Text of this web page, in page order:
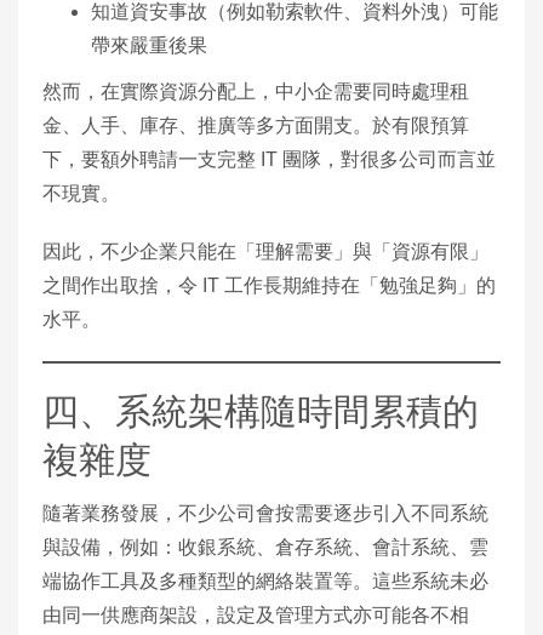
知道資安事故（例如勒索軟件、資料外洩）可能
帶來嚴重後果
然而，在實際資源分配上，中小企需要同時處理租
金、人手、庫存、推廣等多方面開支。於有限預算
下，要額外聘請一支完整 IT 團隊，對很多公司而言並
不現實。
因此，不少企業只能在「理解需要」與「資源有限」
之間作出取捨，令 IT 工作長期維持在「勉強足夠」的
水平。
四、系統架構隨時間累積的
複雜度
隨著業務發展，不少公司會按需要逐步引入不同系統
與設備，例如：收銀系統、倉存系統、會計系統、雲
端協作工具及多種類型的網絡裝置等。這些系統未必
由同一供應商架設，設定及管理方式亦可能各不相